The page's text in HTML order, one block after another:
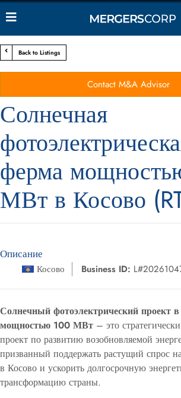
Back to Listings
Contact M&A Advisor
Солнечная
ферма
МВт в Косово
Описание
Косово Business ID:
Солнечный фотоэлектрический проект
мощностью 100 МВт – это
проект по развитию возобновляемой
призванный поддержать растущий спрос
в Косово и ускорить долгосрочную
трансформацию страны.